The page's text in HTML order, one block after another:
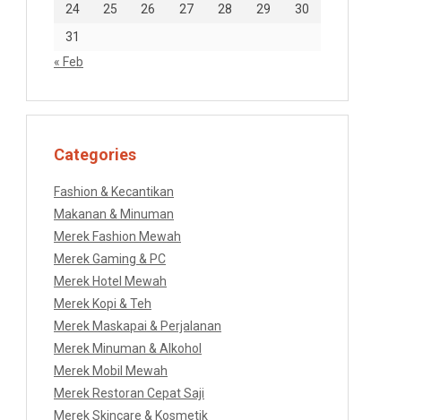
24
25 26 27 28 29
30
31
« Feb
Categories
Fashion & Kecantikan
Makanan & Minuman
Merek Fashion Mewah
Merek Gaming & PC
Merek Hotel Mewah
Merek Kopi & Teh
Merek Maskapai & Perjalanan
Merek Minuman & Alkohol
Merek Mobil Mewah
Merek Restoran Cepat Saji
Merek Skincare & Kosmetik